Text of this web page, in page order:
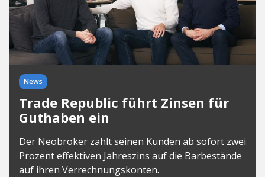
News
Trade Republic führt Zinsen für
Guthaben ein
Der Neobroker zahlt seinen Kunden ab sofort zwei
Prozent effektiven Jahreszins auf die Barbestände
auf ihren Verrechnungskonten.